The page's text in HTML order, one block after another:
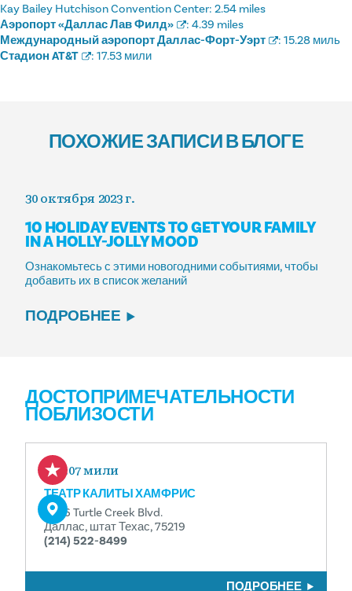
Kay Bailey Hutchison Convention Center: 2.54 miles
Аэропорт «Даллас Лав Филд»
: 4.39 miles
Международный аэропорт Даллас-Форт-Уэрт
: 15.28 миль
Стадион AT&T
: 17.53 мили
ПОХОЖИЕ ЗАПИСИ В БЛОГЕ
30 октября 2023 г.
10 HOLIDAY EVENTS TO GET YOUR FAMILY
IN A HOLLY-JOLLY MOOD
Ознакомьтесь с этими новогодними событиями, чтобы
добавить их в список желаний
ПОДРОБНЕЕ
ДОСТОПРИМЕЧАТЕЛЬНОСТИ
ПОБЛИЗОСТИ
0.07 мили
ТЕАТР КАЛИТЫ ХАМФРИС
3636 Turtle Creek Blvd.
Даллас, штат Техас, 75219
(214) 522-8499
ПОДРОБНЕЕ